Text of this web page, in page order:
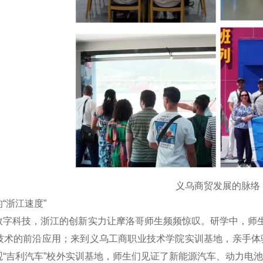
义乌商贸发展的脉络
浙江速度”
科技，浙江的创新实力让摩洛哥师生频频惊叹。研学中，师
术的前沿应用；来到义乌工商职业技术学院实训基地，亲手
吉利汽车”校外实训基地，师生们见证了新能源汽车、动力